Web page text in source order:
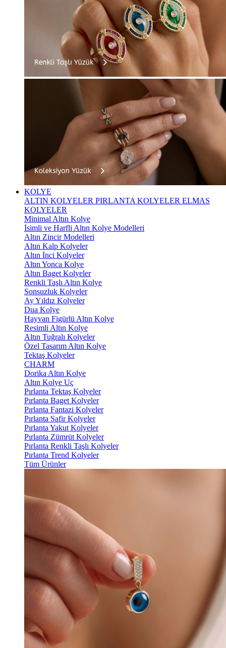
KOLYE
ALTIN KOLYELER PIRLANTA KOLYELER ELMAS
KOLYELER
Minimal Altın Kolye
İsimli ve Harfli Altın Kolye Modelleri
Altın Zincir Modelleri
Altın Kalp Kolyeler
Altın İnci Kolyeler
Altın Yonca Kolye
Altın Baget Kolyeler
Renkli Taşlı Altın Kolye
Sonsuzluk Kolyeler
Ay Yıldız Kolyeler
Dua Kolye
Hayvan Figürlü Altın Kolye
Resimli Altın Kolye
Altın Tuğralı Kolyeler
Özel Tasarım Altın Kolye
Tektaş Kolyeler
CHARM
Dorika Altın Kolye
Altın Kolye Uç
Pırlanta Tektaş Kolyeler
Pırlanta Baget Kolyeler
Pırlanta Fantazi Kolyeler
Pırlanta Safir Kolyeler
Pırlanta Yakut Kolyeler
Pırlanta Zümrüt Kolyeler
Pırlanta Renkli Taşlı Kolyeler
Pırlanta Trend Kolyeler
Tüm Ürünler